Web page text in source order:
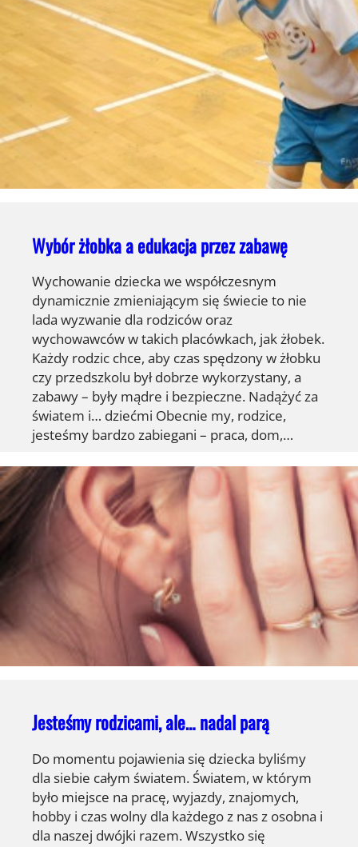
Wybór żłobka a edukacja przez zabawę
Wychowanie dziecka we współczesnym
dynamicznie zmieniającym się świecie to nie
lada wyzwanie dla rodziców oraz
wychowawców w takich placówkach, jak żłobek.
Każdy rodzic chce, aby czas spędzony w żłobku
czy przedszkolu był dobrze wykorzystany, a
zabawy – były mądre i bezpieczne. Nadążyć za
światem i… dziećmi Obecnie my, rodzice,
jesteśmy bardzo zabiegani – praca, dom,…
Jesteśmy rodzicami, ale… nadal parą
Do momentu pojawienia się dziecka byliśmy
dla siebie całym światem. Światem, w którym
było miejsce na pracę, wyjazdy, znajomych,
hobby i czas wolny dla każdego z nas z osobna i
dla naszej dwójki razem. Wszystko się